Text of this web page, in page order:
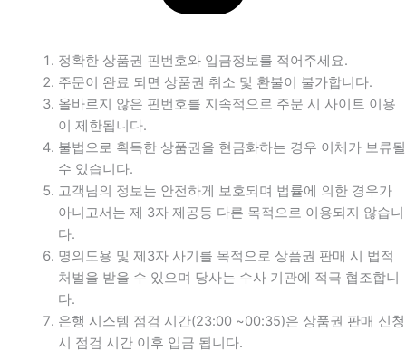
정확한 상품권 핀번호와 입금정보를 적어주세요.
주문이 완료 되면 상품권 취소 및 환불이 불가합니다.
올바르지 않은 핀번호를 지속적으로 주문 시 사이트 이용
이 제한됩니다.
불법으로 획득한 상품권을 현금화하는 경우 이체가 보류될
수 있습니다.
고객님의 정보는 안전하게 보호되며 법률에 의한 경우가
아니고서는 제 3자 제공등 다른 목적으로 이용되지 않습니
다.
명의도용 및 제3자 사기를 목적으로 상품권 판매 시 법적
처벌을 받을 수 있으며 당사는 수사 기관에 적극 협조합니
다.
은행 시스템 점검 시간(23:00 ~00:35)은 상품권 판매 신청
시 점검 시간 이후 입금 됩니다.